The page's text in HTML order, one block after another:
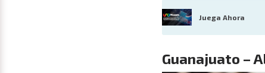
Juega Ahora
Guanajuato –